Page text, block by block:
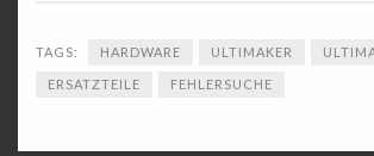
TAGS: HARDWARE ULTIMAKER
ERSATZTEILE FEHLERSUCHE